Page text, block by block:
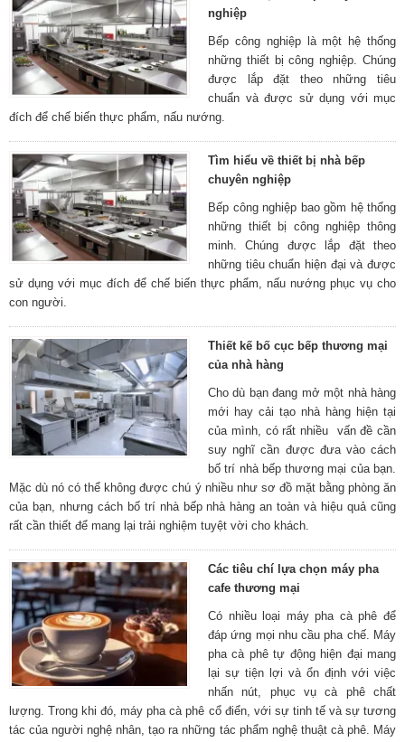
nghiệp
Bếp công nghiệp là một hệ thống
những thiết bị công nghiệp. Chúng
được lắp đặt theo những tiêu
chuẩn và được sử dụng với mục
đích để chế biến thực phẩm, nấu nướng.
Tìm hiểu về thiết bị nhà bếp
chuyên nghiệp
Bếp công nghiệp bao gồm hệ thống
những thiết bị công nghiệp thông
minh. Chúng được lắp đặt theo
những tiêu chuẩn hiện đại và được
sử dụng với mục đích để chế biến thực phẩm, nấu nướng phục vụ cho
con người.
Thiết kế bố cục bếp thương mại
của nhà hàng
Cho dù bạn đang mở một nhà hàng
mới hay cải tạo nhà hàng hiện tại
của mình, có rất nhiều vấn đề cần
suy nghĩ cần được đưa vào cách
bố trí nhà bếp thương mại của bạn.
Mặc dù nó có thể không được chú ý nhiều như sơ đồ mặt bằng phòng ăn
của bạn, nhưng cách bố trí nhà bếp nhà hàng an toàn và hiệu quả cũng
rất cần thiết để mang lại trải nghiệm tuyệt vời cho khách.
Các tiêu chí lựa chọn máy pha
cafe thương mại
Có nhiều loại máy pha cà phê để
đáp ứng mọi nhu cầu pha chế. Máy
pha cà phê tự động hiện đại mang
lại sự tiện lợi và ổn định với việc
nhấn nút, phục vụ cà phê chất
lượng. Trong khi đó, máy pha cà phê cổ điển, với sự tinh tế và sự tương
tác của người nghệ nhân, tạo ra những tác phẩm nghệ thuật cà phê. Máy